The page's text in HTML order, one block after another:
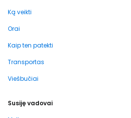
Ką veikti
Orai
Kaip ten patekti
Transportas
Viešbučiai
Susiję vadovai